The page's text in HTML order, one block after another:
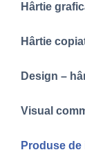
Hârtie
Hârtie
Design –
Visual
Produse